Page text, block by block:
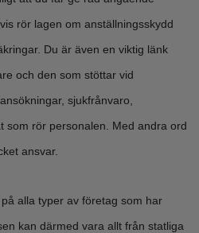
rör lagen om anställningsskydd
Du är även en viktig länk
och den som stöttar vid
sjukfrånvaro,
som rör personalen. Med andra ord
ansvar.
alla typer av företag som har
kan därmed vara allt från statliga